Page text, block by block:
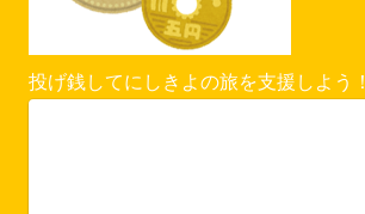
投げ銭してにしきよの旅を支援しよう！